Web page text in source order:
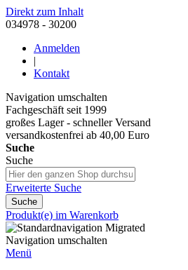
Direkt zum Inhalt
034978 - 30200
Anmelden
|
Kontakt
Navigation umschalten
Fachgeschäft seit 1999
großes Lager - schneller Versand
versandkostenfrei ab 40,00 Euro
Suche
Suche
Erweiterte Suche
Suche
Produkt(e) im Warenkorb
Navigation umschalten
Menü